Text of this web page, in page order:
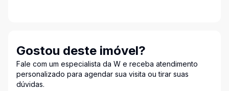
Gostou deste imóvel?
Fale com um especialista da W e receba atendimento
personalizado para agendar sua visita ou tirar suas
dúvidas.